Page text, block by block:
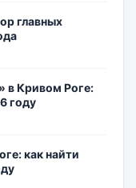
главных
в Кривом Роге:
году
как найти